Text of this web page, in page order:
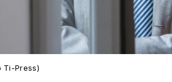
Ti-Press)